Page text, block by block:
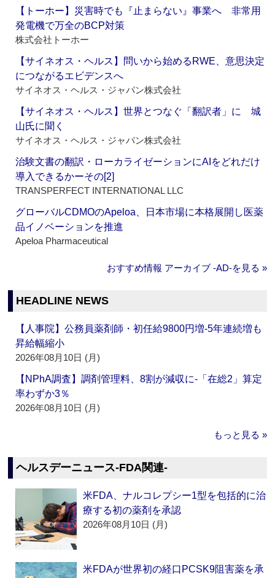
【トーホー】災害時でも『止まらない』事業へ 非常用
発電機で万全のBCP対策
株式会社トーホー
【サイネオス・ヘルス】問いから始めるRWE、意思決定
につながるエビデンスへ
サイネオス・ヘルス・ジャパン株式会社
【サイネオス・ヘルス】世界とつなぐ「翻訳者」に 城
山氏に聞く
サイネオス・ヘルス・ジャパン株式会社
治験文書の翻訳・ローカライゼーションにAIをどれだけ
導入できるかーその[2]
TRANSPERFECT INTERNATIONAL LLC
グローバルCDMOのApeloa、日本市場に本格展開し医薬
品イノベーションを推進
Apeloa Pharmaceutical
おすすめ情報 アーカイブ ‐AD‐を見る »
HEADLINE NEWS
【人事院】公務員薬剤師・初任給9800円増‐5年連続増も
昇給幅縮小
2026年08月10日 (月)
【NPhA調査】調剤管理料、8割が減収に‐「在総2」算定
率わずか3％
2026年08月10日 (月)
もっと見る »
ヘルスデーニュース‐FDA関連‐
米FDA、ナルコレプシー1型を包括的に治
療する初の薬剤を承認
2026年08月10日 (月)
米FDAが世界初の経口PCSK9阻害薬を承